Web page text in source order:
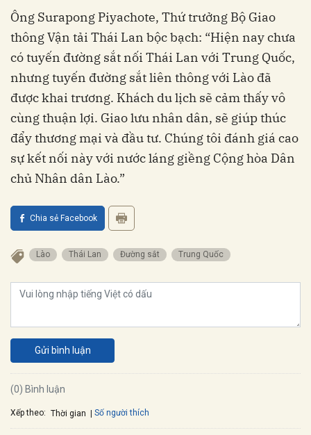
Ông Surapong Piyachote, Thứ trưởng Bộ Giao
thông Vận tải Thái Lan bộc bạch: “Hiện nay chưa
có tuyến đường sắt nối Thái Lan với Trung Quốc,
nhưng tuyến đường sắt liên thông với Lào đã
được khai trương. Khách du lịch sẽ cảm thấy vô
cùng thuận lợi. Giao lưu nhân dân, sẽ giúp thúc
đẩy thương mại và đầu tư. Chúng tôi đánh giá cao
sự kết nối này với nước láng giềng Cộng hòa Dân
chủ Nhân dân Lào.”
Chia sẻ Facebook
Lào Thái Lan Đường sắt Trung Quốc
Gửi bình luận
(0) Bình luận
Xếp theo: Thời gian Số người thích